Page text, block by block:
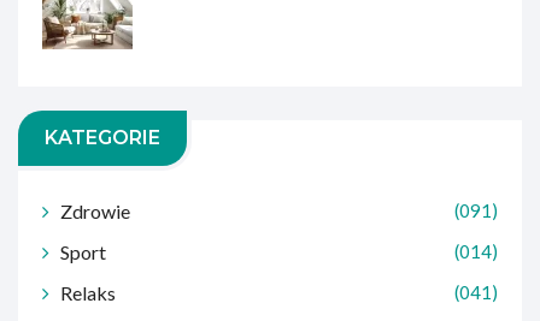
KATEGORIE
Zdrowie (091)
Sport (014)
Relaks (041)